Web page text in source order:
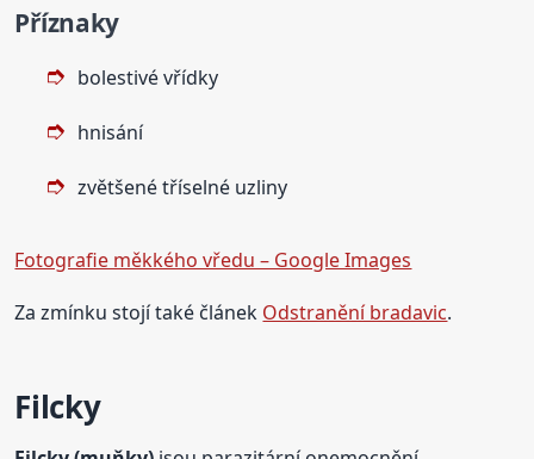
Příznaky
bolestivé vřídky
hnisání
zvětšené tříselné uzliny
Fotografie měkkého vředu – Google Images
Za zmínku stojí také článek Odstranění bradavic.
Filcky